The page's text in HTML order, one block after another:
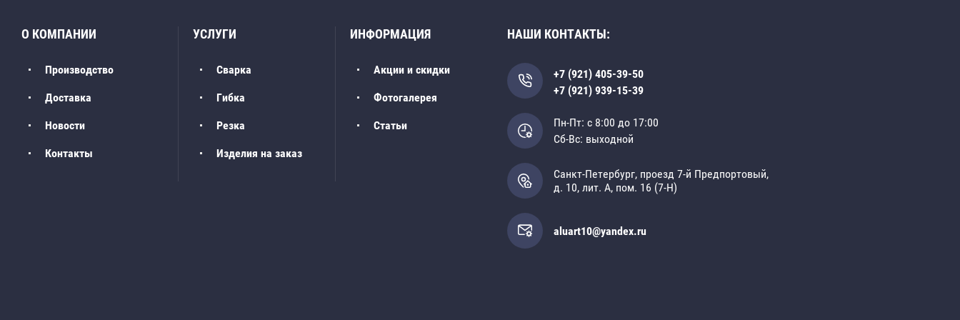
О КОМПАНИИ
Производство
Доставка
Новости
Контакты
УСЛУГИ
Сварка
Гибка
Резка
Изделия на заказ
ИНФОРМАЦИЯ
Акции и скидки
Фотогалерея
Статьи
НАШИ КОНТАКТЫ:
+7 (921) 405-39-50
+7 (921) 939-15-39
Пн-Пт: с 8:00 до 17:00
Сб-Вс: выходной
Санкт-Петербург, проезд 7-й Предпортовый,
д. 10, лит. А, пом. 16 (7-Н)
aluart10@yandex.ru